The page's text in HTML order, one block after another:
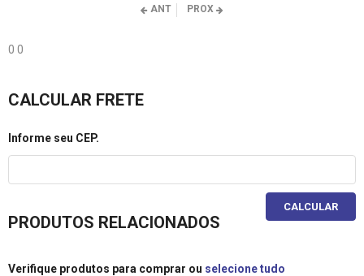
ANT PROX
0 0
CALCULAR FRETE
Informe seu CEP.
CALCULAR
PRODUTOS RELACIONADOS
Verifique produtos para comprar ou selecione tudo